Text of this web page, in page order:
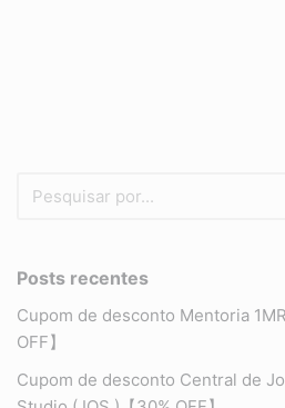
Posts recentes
Cupom de desconto Mentoria
OFF】
Cupom de desconto Central de